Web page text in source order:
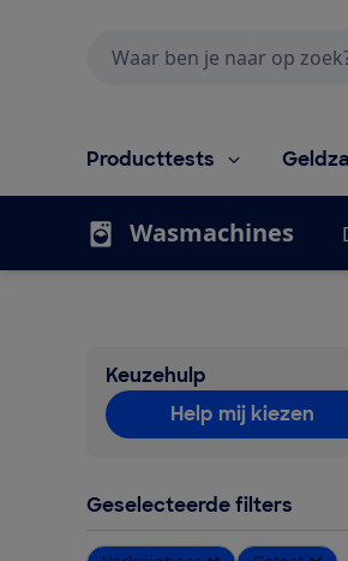
Producttests
Wasmachines
Keuzehulp
Help mij kiezen
Geselecteerde filters